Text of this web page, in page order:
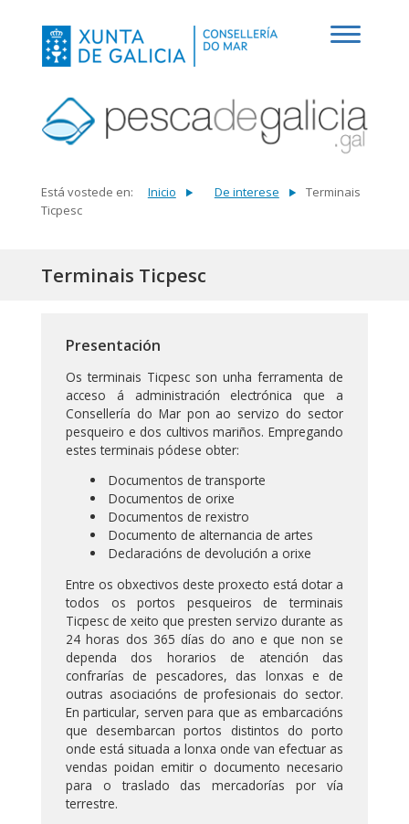
Está vostede en: Inicio De interese
Terminais
Ticpesc
Terminais Ticpesc
Presentación
Os terminais Ticpesc son unha ferramenta de
acceso á administración electrónica que a
Consellería do Mar pon ao servizo do sector
pesqueiro e dos cultivos mariños. Empregando
estes terminais pódese obter:
Documentos de transporte
Documentos de orixe
Documentos de rexistro
Documento de alternancia de artes
Declaracións de devolución a orixe
Entre os obxectivos deste proxecto está dotar a
todos os portos pesqueiros de terminais
Ticpesc de xeito que presten servizo durante as
24 horas dos 365 días do ano e que non se
dependa dos horarios de atención das
confrarías de pescadores, das lonxas e de
outras asociacións de profesionais do sector.
En particular, serven para que as embarcacións
que desembarcan portos distintos do porto
onde está situada a lonxa onde van efectuar as
vendas poidan emitir o documento necesario
para o traslado das mercadorías por vía
terrestre.